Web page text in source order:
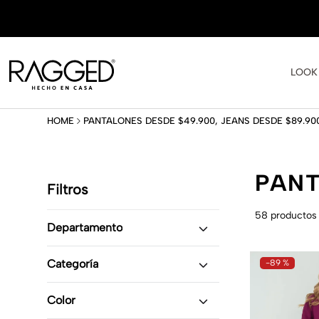
PANTALONES DESDE $49.900, JEANS DESDE
Filtros
Departamento
Categoría
Jeans
Color
58 productos
-89 %